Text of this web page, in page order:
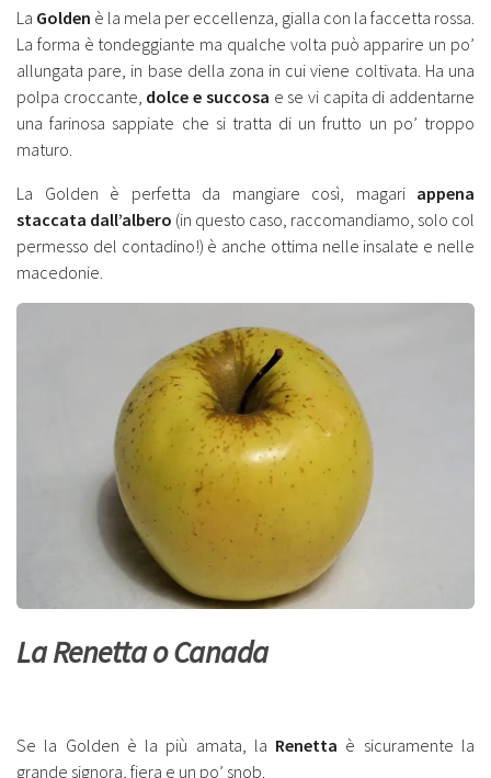
La Golden è la mela per eccellenza, gialla con la faccetta rossa.
La forma è tondeggiante ma qualche volta può apparire un po’
allungata pare, in base della zona in cui viene coltivata. Ha una
polpa croccante, dolce e succosa e se vi capita di addentarne
una farinosa sappiate che si tratta di un frutto un po’ troppo
maturo.
La Golden è perfetta da mangiare così, magari appena
staccata dall’albero (in questo caso, raccomandiamo, solo col
permesso del contadino!) è anche ottima nelle insalate e nelle
macedonie.
La Renetta o Canada
Se la Golden è la più amata, la Renetta è sicuramente la
grande signora, fiera e un po’ snob.